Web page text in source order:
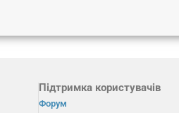
Підтримка користувачів
Форум